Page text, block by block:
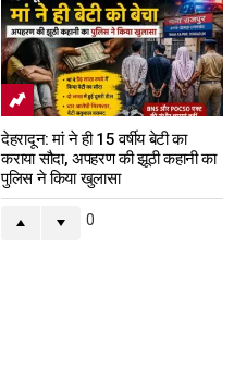
देहरादून: मां ने ही 15 वर्षीय बेटी का
कराया सौदा, अपहरण की झूठी कहानी का
पुलिस ने किया खुलासा
0